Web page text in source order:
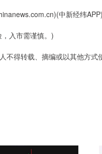
中新经纬APP)
入市需谨慎。)
得转载、摘编或以其他方式